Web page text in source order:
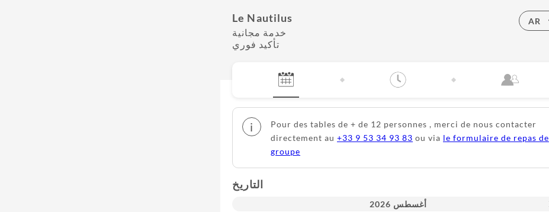
Le Nautilus
خدمة مجانية
تأكيد فوري
AR
i
Pour des tables de + de 12 personnes , merci de nous contacter
directement au +33 9 53 34 93 83 ou via le formulaire de repas de
groupe
التاريخ
أغسطس 2026